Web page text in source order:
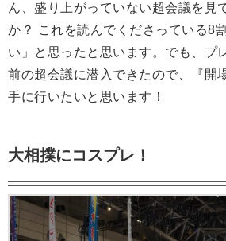
ん、盛り上がっていない超会議を見
か？ これを読んでくださっている8
い」と思ったと思います。でも、プ
前の超会議に潜入できたので、『開
手に行いたいと思います！
大相撲にコスプレ！